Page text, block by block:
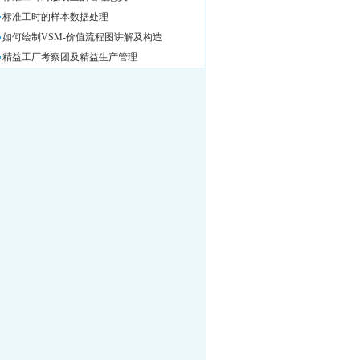
标准工时的样本数据处理
如何绘制VSM-价值流程图讲解及构造
精益工厂考察团及精益生产管理